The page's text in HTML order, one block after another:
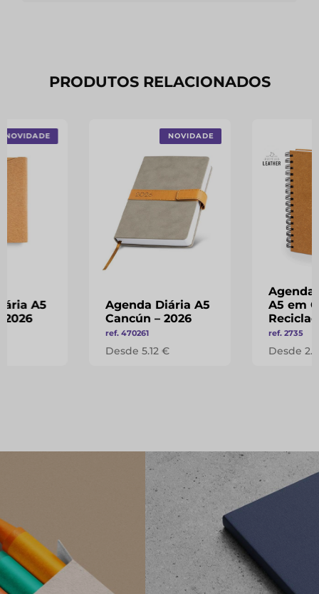
PRODUTOS RELACIONADOS
NOVIDADE
A5
2026
NOVIDADE
Agenda Diária A5
Cancún – 2026
ref. 470261
Desde 5.12 €
Agenda
A5 em
ref. 2735
Desde